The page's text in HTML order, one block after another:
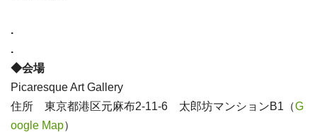
.
.
◆会場
Picaresque Art Gallery
住所 東京都港区元麻布2-11-6 太郎坊マンションB1（G
oogle Map）